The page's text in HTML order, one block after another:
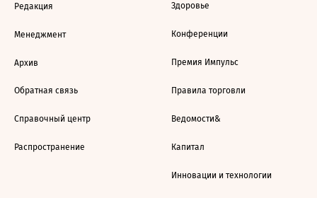
Редакция
Менеджмент
Архив
Обратная связь
Справочный центр
Распространение
Здоровье
Конференции
Премия Импульс
Правила торговли
Ведомости&
Капитал
Инновации и технологии